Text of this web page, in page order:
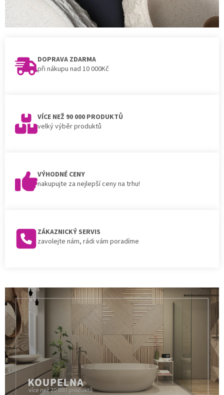
DOPRAVA ZDARMA
při nákupu nad 10 000Kč
VÍCE NEŽ 90 000 PRODUKTŮ
velký výběr produktů
VÝHODNÉ CENY
nakupujte za nejlepší ceny na trhu!
ZÁKAZNICKÝ SERVIS
zavolejte nám, rádi vám poradíme
Koupelna
víc než 18 000 produktů